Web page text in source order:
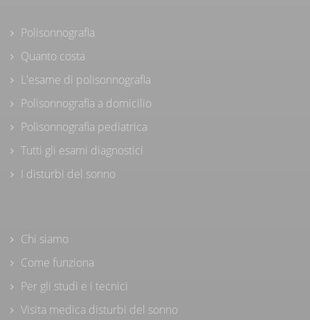
Polisonnografia
Quanto costa
L'esame di polisonnografia
Polisonnografia a domicilio
Polisonnografia pediatrica
Tutti gli esami diagnostici
I disturbi del sonno
Chi siamo
Come funziona
Per gli studi e i tecnici
Visita medica disturbi del sonno